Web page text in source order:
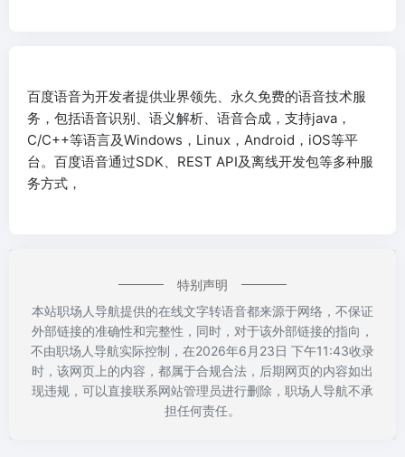
百度语音为开发者提供业界领先、永久免费的语音技术服
务，包括语音识别、语义解析、语音合成，支持java，
C/C++等语言及Windows，Linux，Android，iOS等平
台。百度语音通过SDK、REST API及离线开发包等多种服
务方式，
特别声明
本站职场人导航提供的在线文字转语音都来源于网络，不保证
外部链接的准确性和完整性，同时，对于该外部链接的指向，
不由职场人导航实际控制，在2026年6月23日 下午11:43收录
时，该网页上的内容，都属于合规合法，后期网页的内容如出
现违规，可以直接联系网站管理员进行删除，职场人导航不承
担任何责任。